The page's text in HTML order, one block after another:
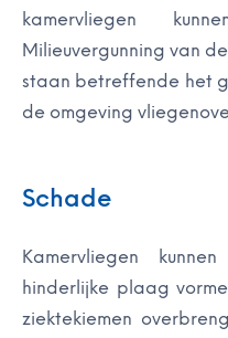
kamervliegen
Milieuvergunning van
staan betreffende het
de omgeving
Schade
Kamervliegen
hinderlijke plaag
ziektekiemen